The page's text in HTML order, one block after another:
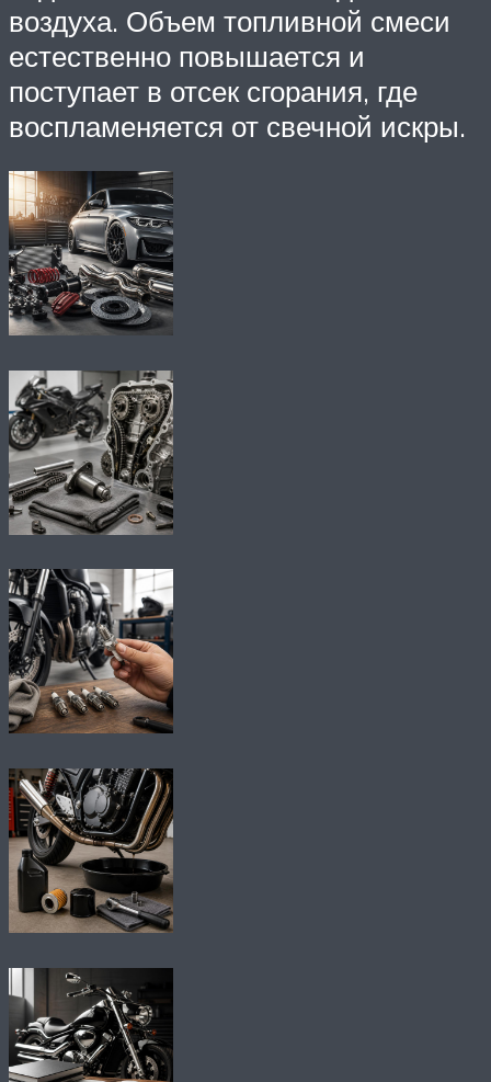
воздуха. Объем топливной смеси
естественно повышается и
поступает в отсек сгорания, где
воспламеняется от свечной искры.